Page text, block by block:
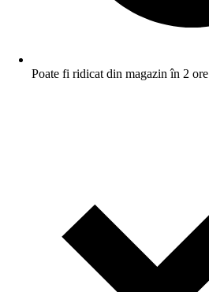
Poate fi ridicat din magazin în 2 ore